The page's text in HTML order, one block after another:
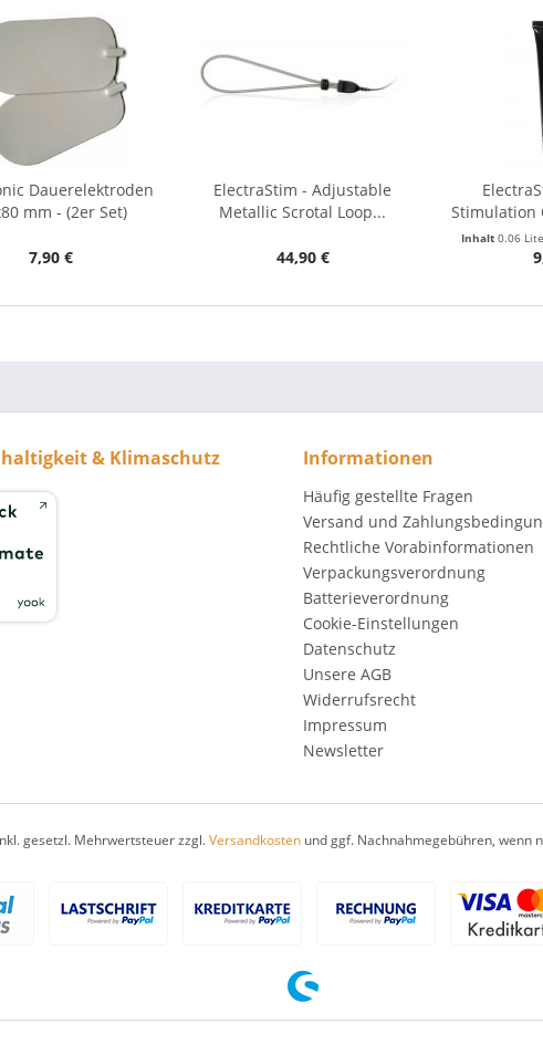
Dauerelektroden
mm - (2er Set)
7,90 €
ElectraStim - Adjustable
Metallic Scrotal Loop...
44,90 €
Stimulation
Inhalt 0.06
& Klimaschutz Informationen
Häufig gestellte Fragen
Versand und
Rechtliche Vorabinformationen
Verpackungsverordnung
Batterieverordnung
Cookie-Einstellungen
Datenschutz
Unsere AGB
Widerrufsrecht
Impressum
Newsletter
gesetzl. Mehrwertsteuer zzgl.Versandkostenund ggf. Nachnahmegebühren, wenn